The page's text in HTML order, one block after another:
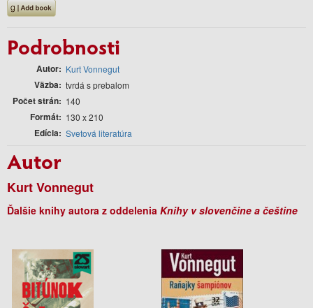
Podrobnosti
Autor Kurt Vonnegut
Väzba tvrdá s prebalom
Počet strán 140
Formát 130 x 210
Edícia Svetová literatúra
Autor
Kurt Vonnegut
Ďalšie knihy autora z oddelenia Knihy v slovenčine a češtine